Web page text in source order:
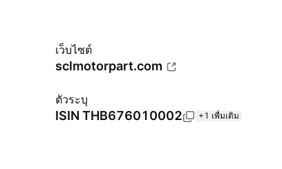
เว็บไซต์
sclmotorpart.com
ตัวระบุ
ISIN THB676010002 +1 เพื่มเติม